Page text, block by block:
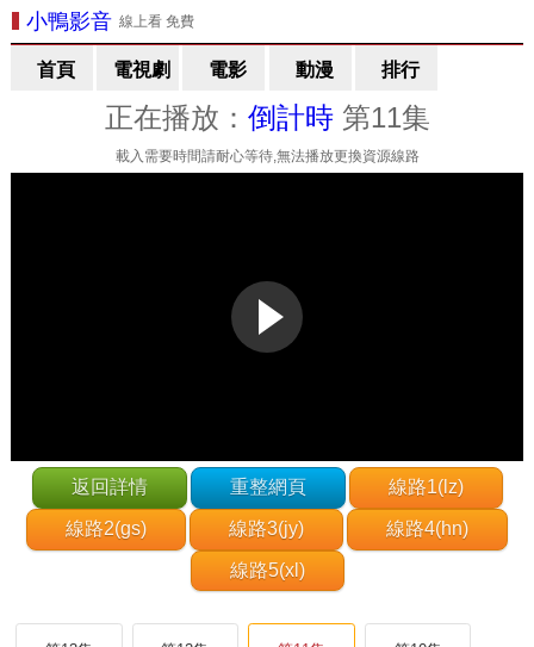
小鴨影音線上看 免費
首頁 電視劇 電影 動漫 排行
正在播放： 倒計時 第11集
載入需要時間請耐心等待,無法播放更換資源線路
返回詳情 重整網頁 線路1(lz)
線路2(gs) 線路3(jy) 線路4(hn)
線路5(xl)